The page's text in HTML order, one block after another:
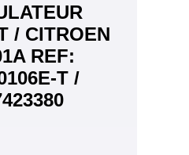
/ CITROEN
REF:
T /